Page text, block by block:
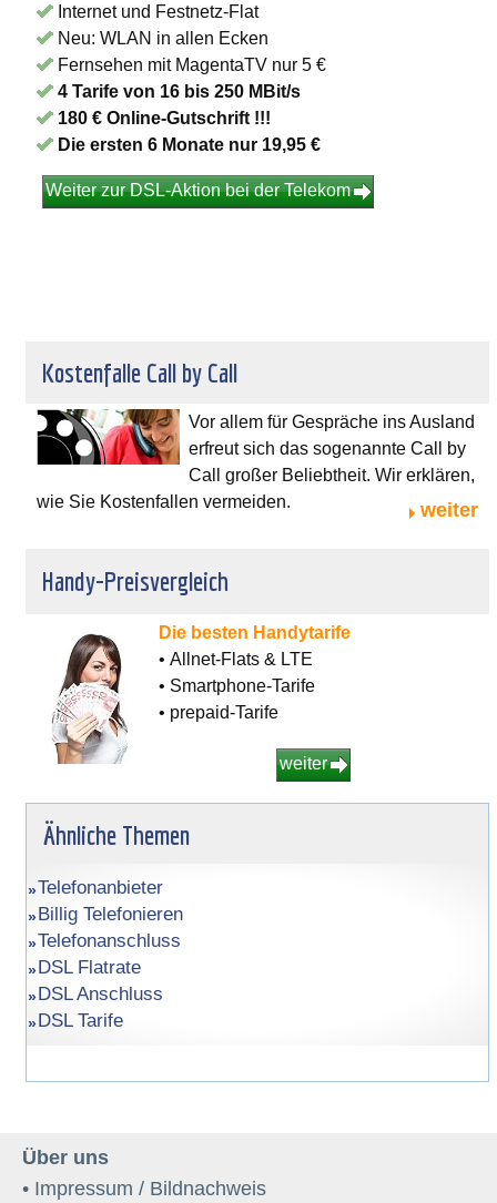
Internet und Festnetz-Flat
Neu: WLAN in allen Ecken
Fernsehen mit MagentaTV nur 5 €
4 Tarife von 16 bis 250 MBit/s
180 € Online-Gutschrift !!!
Die ersten 6 Monate nur 19,95 €
Weiter zur DSL-Aktion bei der Telekom
Kostenfalle Call by Call
Vor allem für Gespräche ins Ausland
erfreut sich das sogenannte Call by
Call großer Beliebtheit. Wir erklären,
wie Sie Kostenfallen vermeiden.
weiter
Handy-Preisvergleich
Die besten Handytarife
• Allnet-Flats & LTE
• Smartphone-Tarife
• prepaid-Tarife
weiter
Ähnliche Themen
Telefonanbieter
Billig Telefonieren
Telefonanschluss
DSL Flatrate
DSL Anschluss
DSL Tarife
Über uns
• Impressum / Bildnachweis